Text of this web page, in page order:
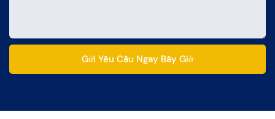
Gửi Yêu Cầu Ngay Bây Giờ